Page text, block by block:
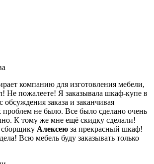
компанию для изготовления мебели,
Не пожалеете! Я заказывала шкаф-купе в
заказа и заканчивая
не было. Все было сделано очень
К тому же мне ещё скидку сделали!
Алексею за прекрасный шкаф!
Всю мебель буду заказывать только